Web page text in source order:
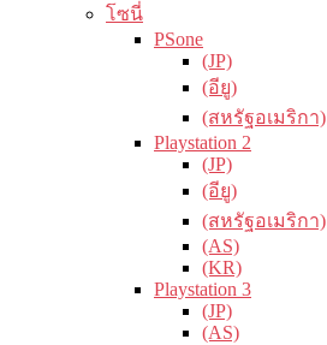
โซนี่
PSone
(JP)
(อียู)
(สหรัฐอเมริกา)
Playstation 2
(JP)
(อียู)
(สหรัฐอเมริกา)
(AS)
(KR)
Playstation 3
(JP)
(AS)